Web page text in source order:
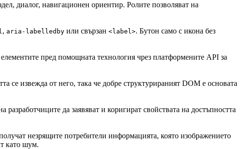
диалог, навигационен ориентир. Ролите позволяват на
, aria-labelledby или свързан <label>. Бутон само с икона без
пред помощната технология чрез платформените API за
се извежда от него, така че добре структурираният DOM е основата
да заявяват и коригират свойствата на достъпността
незрящите потребители информацията, която изображението
като шум.